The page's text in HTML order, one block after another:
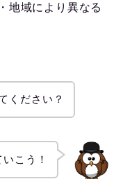
地域により異なる
ください？
こう！